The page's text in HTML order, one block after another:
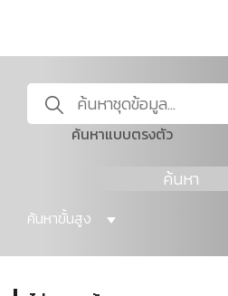
ค้นหาแบบตรงตัว
ค้นหา
ค้นหาขั้นสูง